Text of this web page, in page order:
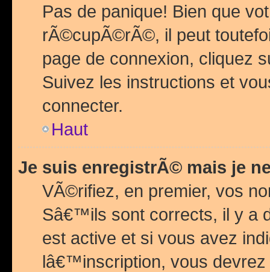
Pas de panique! Bien que
rÃ©cupÃ©rÃ©, il peut
page de connexion, cliquez
Suivez les instructions et
connecter.
Haut
Je suis enregistrÃ© mais je
VÃ©rifiez, en premier, vos
Sâ€™ils sont corrects, il y a
est active et si vous avez
lâ€™inscription, vous